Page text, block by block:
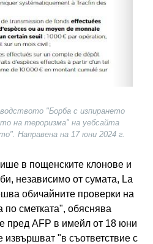
"Борба с изпирането
на тероризма" на уебсайта
Направена на 17 юни 2024 г.
в пощенските клонове и
независимо от сумата, La
обичайните проверки на
по сметката", обяснява
пред AFP в имейл от 18 юни
извършват "в съответствие с